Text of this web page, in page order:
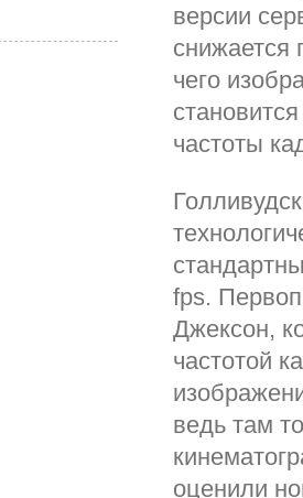
версии
снижается
чего
частоты
fps.
Джексон,
частотой
ведь там
оценили